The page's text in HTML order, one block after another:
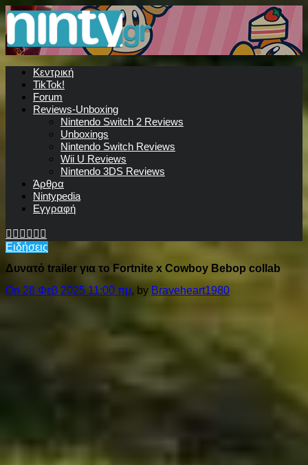
Κεντρική
TikTok!
Forum
Reviews-Unboxing
Nintendo Switch 2 Reviews
Unboxings
Nintendo Switch Reviews
Wii U Reviews
Nintendo 3DS Reviews
Άρθρα
Nintypedia
Εγγραφή
Ειδήσεις
Δυνατό trailer για το Fortnite x Cowboy Bebop collab
On 28 Φεβ 2025 11:00 πμ, by Braveheart1980